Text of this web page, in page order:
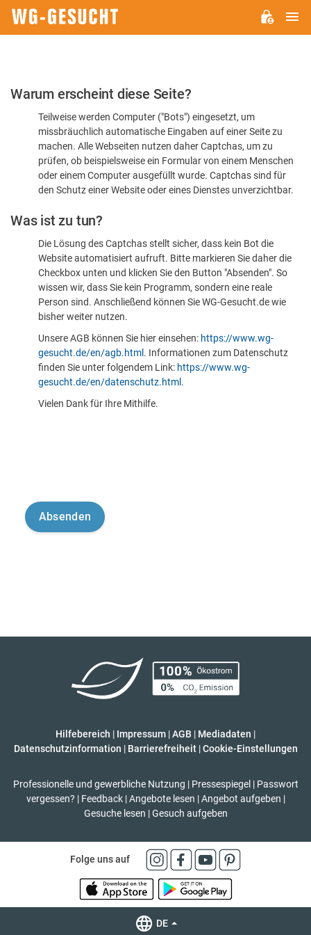
Bitte
dass
sind
Warum erscheint diese Seite?
Teilweise werden Computer ("Bots") eingesetzt, um
missbräuchlich automatische Eingaben auf einer Seite zu
machen. Alle Webseiten nutzen daher Captchas, um zu
prüfen, ob beispielsweise ein Formular von einem Menschen
oder einem Computer ausgefüllt wurde. Captchas sind für
den Schutz einer Website oder eines Dienstes unverzichtbar.
Was ist zu tun?
Die Lösung des Captchas stellt sicher, dass kein Bot die
Website automatisiert aufruft. Bitte markieren Sie daher die
Checkbox unten und klicken Sie den Button "Absenden". So
wissen wir, dass Sie kein Programm, sondern eine reale
Person sind. Anschließend können Sie WG-Gesucht.de wie
bisher weiter nutzen.
Unsere AGB können Sie hier einsehen: https://www.wg-
gesucht.de/en/agb.html . Informationen zum Datenschutz
finden Sie unter folgendem Link: https://www.wg-
gesucht.de/en/datenschutz.html .
Vielen Dank für Ihre Mithilfe.
Hilfebereich | Impressum |AGB | Mediadaten |
Datenschutzinformation | Barrierefreiheit | Cookie-Einstellungen
Professionelle und gewerbliche Nutzung | Pressespiegel | Passwort
vergessen? | Feedback | Angebote lesen | Angebot aufgeben |
Gesuche lesen | Gesuch aufgeben
Folge uns auf
DE